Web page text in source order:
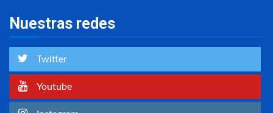
Nuestras redes
Twitter
Youtube